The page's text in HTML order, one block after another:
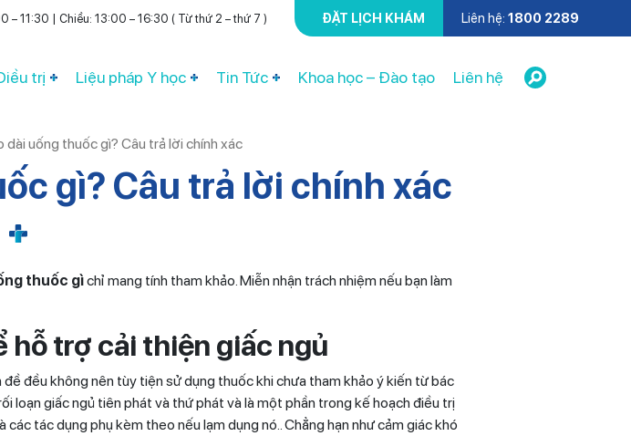
– 11:30 | Chiều: 13:00 – 16:30 ( Từ thứ 2 – thứ 7 ) ĐẶT LỊCH KHÁM Liên hệ: 1800 2289
trị Liệu pháp Y học Tin Tức Khoa học – Đào tạo Liên hệ
dài uống thuốc gì? Câu trả lời chính xác
gì? Câu trả lời chính xác
thuốc gìchỉ mang tính tham khảo. Miễn nhận trách nhiệm nếu bạn làm
hỗ trợ cải thiện giấc ngủ
đều không nên tùy tiện sử dụng thuốc khi chưa tham khảo ý kiến từ bác
loạn giấc ngủ tiên phát và thứ phát và là một phần trong kế hoạch điều trị
tác dụng phụ kèm theo nếu lạm dụng nó.. Chẳng hạn như cảm giác khó